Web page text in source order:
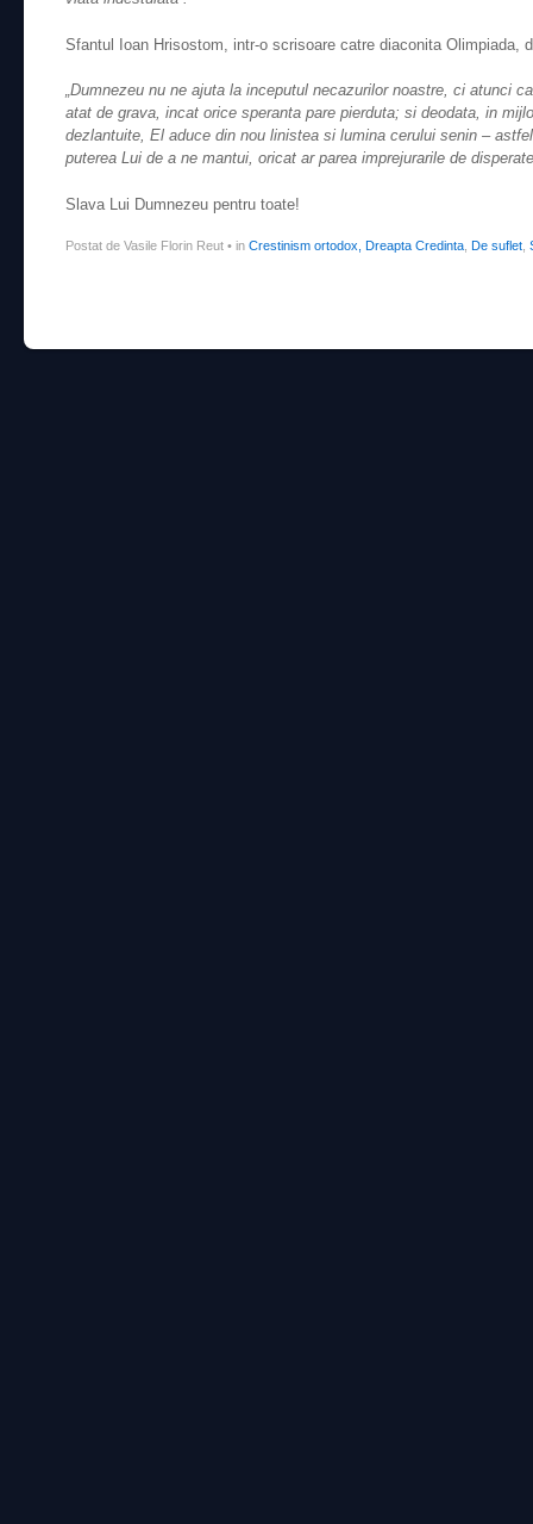
Sfantul Ioan Hrisostom, intr-o scrisoare catre diaconita Olimpiada,
„Dumnezeu nu ne ajuta la inceputul necazurilor noastre, ci atunci
atat de grava, incat orice speranta pare pierduta; si deodata, in
dezlantuite, El aduce din nou linistea si lumina cerului senin –
puterea Lui de a ne mantui, oricat ar parea imprejurarile de
Slava Lui Dumnezeu pentru toate!
Postat de Vasile Florin Reut • in Crestinism ortodox, Dreapta Credinta De suflet